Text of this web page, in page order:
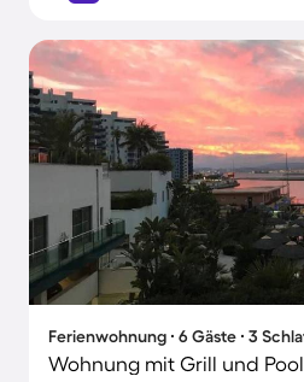
Ferienwohnung ∙ 6 Gäste ∙ 3
Wohnung mit Grill und